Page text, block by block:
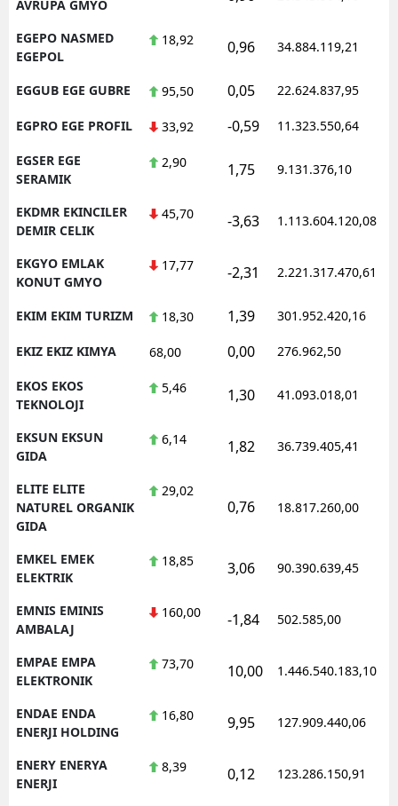
AVRUPA GMYO
EGEPO NASMED
EGEPOL
18,92 0,96 34.884.119,21
EGGUB EGE GUBRE 95,50 0,05 22.624.837,95
EGPRO EGE PROFIL 33,92 -0,59 11.323.550,64
EGSER EGE
SERAMIK
2,90 1,75 9.131.376,10
EKDMR EKINCILER
DEMIR CELIK
45,70 -3,63 1.113.604.120,08
EKGYO EMLAK
KONUT GMYO
17,77 -2,31 2.221.317.470,61
EKIM EKIM TURIZM 18,30 1,39 301.952.420,16
EKIZ EKIZ KIMYA 68,00 0,00 276.962,50
EKOS EKOS
TEKNOLOJI
5,46 1,30 41.093.018,01
EKSUN EKSUN
GIDA
6,14 1,82 36.739.405,41
ELITE ELITE
NATUREL ORGANIK
GIDA
29,02
0,76 18.817.260,00
EMKEL EMEK
ELEKTRIK
18,85 3,06 90.390.639,45
EMNIS EMINIS
AMBALAJ
160,00 -1,84 502.585,00
EMPAE EMPA
ELEKTRONIK
73,70 10,00 1.446.540.183,10
ENDAE ENDA
ENERJI HOLDING
16,80 9,95 127.909.440,06
ENERY ENERYA
ENERJI
8,39 0,12 123.286.150,91